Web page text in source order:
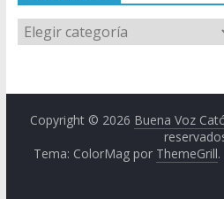
Copyright © 2026 Buena Voz
Tema: ColorMag por ThemeGrill